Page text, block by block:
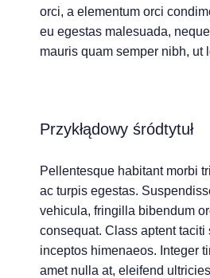
orci, a elementum orci
eu egestas malesuada,
mauris quam semper nibh, ut
Przykłądowy śródtytuł
Pellentesque habitant morbi
ac turpis egestas.
vehicula, fringilla bibendum
consequat. Class aptent
inceptos himenaeos. Integer
amet nulla at, eleifend